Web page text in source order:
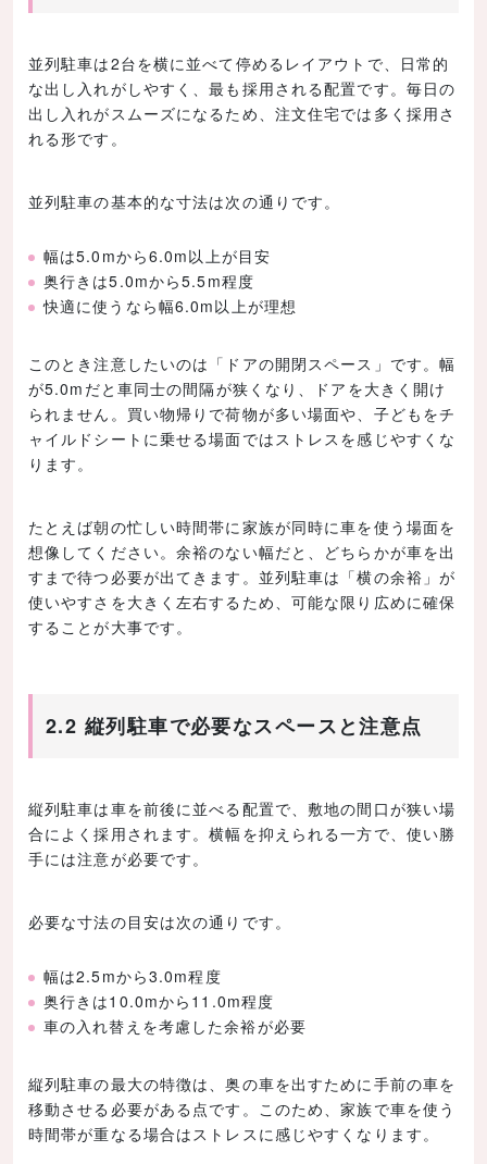
並列駐車は2台を横に並べて停めるレイアウトで、日常的
な出し入れがしやすく、最も採用される配置です。毎日の
出し入れがスムーズになるため、注文住宅では多く採用さ
れる形です。
並列駐車の基本的な寸法は次の通りです。
幅は5.0mから6.0m以上が目安
奥行きは5.0mから5.5m程度
快適に使うなら幅6.0m以上が理想
このとき注意したいのは「ドアの開閉スペース」です。幅
が5.0mだと車同士の間隔が狭くなり、ドアを大きく開け
られません。買い物帰りで荷物が多い場面や、子どもをチ
ャイルドシートに乗せる場面ではストレスを感じやすくな
ります。
たとえば朝の忙しい時間帯に家族が同時に車を使う場面を
想像してください。余裕のない幅だと、どちらかが車を出
すまで待つ必要が出てきます。並列駐車は「横の余裕」が
使いやすさを大きく左右するため、可能な限り広めに確保
することが大事です。
2.2 縦列駐車で必要なスペースと注意点
縦列駐車は車を前後に並べる配置で、敷地の間口が狭い場
合によく採用されます。横幅を抑えられる一方で、使い勝
手には注意が必要です。
必要な寸法の目安は次の通りです。
幅は2.5mから3.0m程度
奥行きは10.0mから11.0m程度
車の入れ替えを考慮した余裕が必要
縦列駐車の最大の特徴は、奥の車を出すために手前の車を
移動させる必要がある点です。このため、家族で車を使う
時間帯が重なる場合はストレスに感じやすくなります。